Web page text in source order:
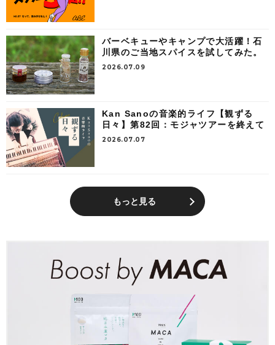
バーベキューやキャンプで大活躍！石
川県のご当地スパイスを試してみた。
2026.07.09
Kan Sanoの音楽的ライフ【観ずる
日々】第82回：モジャツアーを終えて
2026.07.07
もっと見る